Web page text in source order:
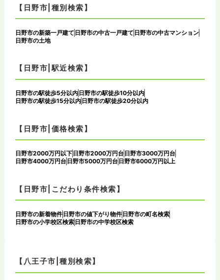
【日野市|種別検索】
日野市の新築一戸建て 日野市の中古一戸建て 日野市の中古マンション
日野市の土地
【日野市|駅近検索】
日野市の駅徒歩5分以内 日野市の駅徒歩10分以内
日野市の駅徒歩15分以内 日野市の駅徒歩20分以内
【日野市|価格検索】
日野市2000万円以下 日野市2000万円台 日野市3000万円台
日野市4000万円台 日野市5000万円台 日野市6000万円以上
【日野市|こだわり条件検索】
日野市の新着物件日野市の値下がり物件日野市の町名検索
日野市の小学校区検索日野市の中学校区検索
【八王子市|種別検索】